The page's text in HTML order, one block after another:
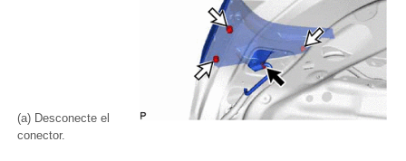
(a) Desconecte el
conector.